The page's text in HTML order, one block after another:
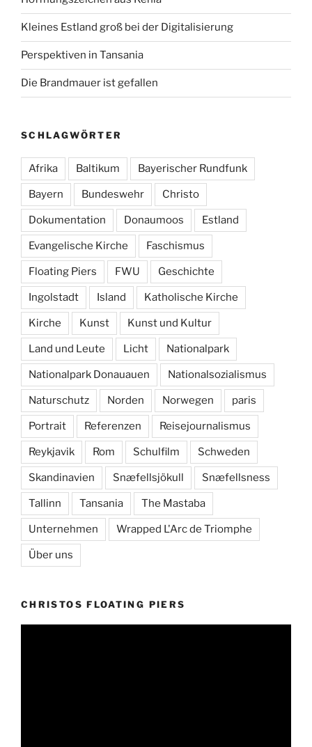
Kleines Estland groß bei der Digitalisierung
Perspektiven in Tansania
Die Brandmauer ist gefallen
SCHLAGWÖRTER
Afrika Baltikum Bayerischer Rundfunk
Bayern Bundeswehr Christo
Dokumentation Donaumoos Estland
Evangelische Kirche Faschismus
Floating Piers FWU Geschichte
Ingolstadt Island Katholische Kirche
Kirche Kunst Kunst und Kultur
Land und Leute Licht Nationalpark
Nationalpark Donauauen Nationalsozialismus
Naturschutz Norden Norwegen paris
Portrait Referenzen Reisejournalismus
Reykjavik Rom Schulfilm Schweden
Skandinavien Snæfellsjökull Snæfellsness
Tallinn Tansania The Mastaba
Unternehmen Wrapped L'Arc de Triomphe
Über uns
CHRISTOS FLOATING PIERS